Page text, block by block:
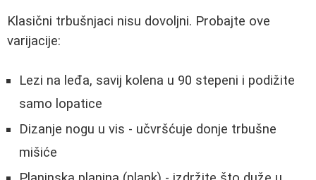
Klasični trbušnjaci nisu dovoljni. Probajte ove
varijacije:
Lezi na leđa, savij kolena u 90 stepeni i podižite
samo lopatice
Dizanje nogu u vis - učvršćuje donje trbušne
mišiće